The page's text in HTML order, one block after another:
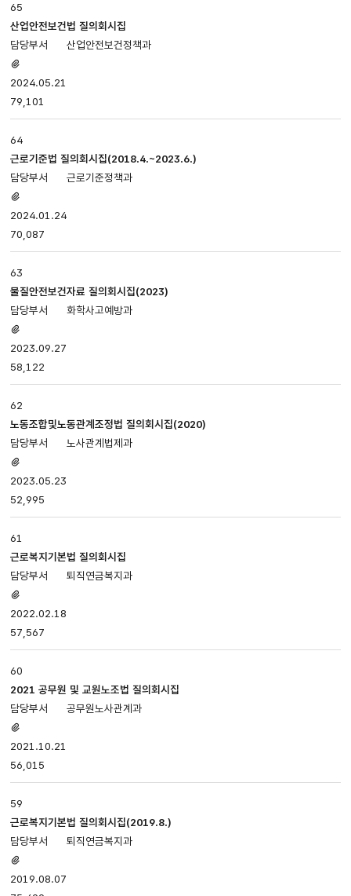
65
산업안전보건법 질의회시집
산업안전보건정책과
있음
2024.05.21
79,101
64
근로기준법 질의회시집(2018.4.~2023.6.)
근로기준정책과
있음
2024.01.24
70,087
63
물질안전보건자료 질의회시집(2023)
화학사고예방과
있음
2023.09.27
58,122
62
노동조합및노동관계조정법 질의회시집(2020)
노사관계법제과
있음
2023.05.23
52,995
61
근로복지기본법 질의회시집
퇴직연금복지과
있음
2022.02.18
57,567
60
2021 공무원 및 교원노조법 질의회시집
공무원노사관계과
있음
2021.10.21
56,015
59
근로복지기본법 질의회시집(2019.8.)
퇴직연금복지과
있음
2019.08.07